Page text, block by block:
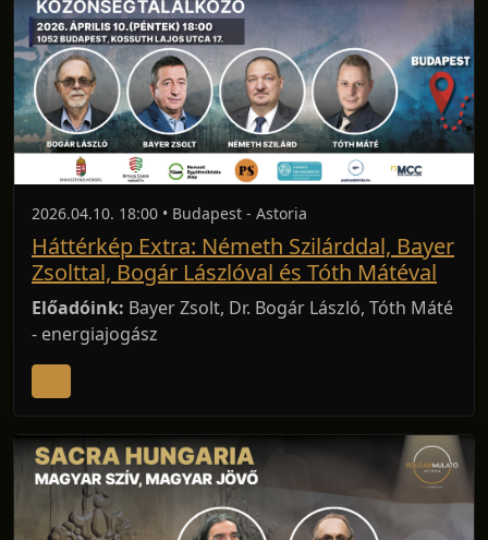
2026.04.10. 18:00 • Budapest - Astoria
Háttérkép Extra: Németh Szilárddal, Bayer
Zsolttal, Bogár Lászlóval és Tóth Mátéval
Előadóink: Bayer Zsolt, Dr. Bogár László, Tóth Máté
- energiajogász